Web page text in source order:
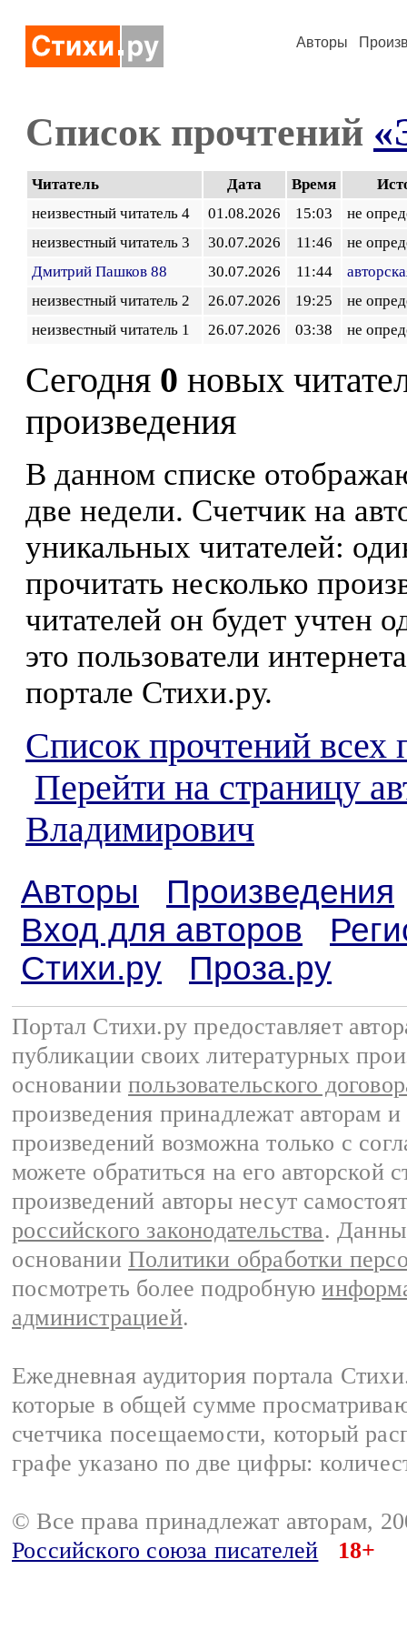
Авторы
Список прочтений
Читатель Дата Время
неизвестный читатель 4
01.08.2026 15:03
не
неизвестный читатель 3
30.07.2026 11:46
не
Дмитрий Пашков 88
30.07.2026 11:44
неизвестный читатель 2
26.07.2026 19:25
не
неизвестный читатель 1
26.07.2026 03:38 не
Сегодня 0 новых
произведения
В данном списке
две недели. Счетчик на
уникальных читателей:
прочитать несколько
читателей он будет учтен
это пользователи
портале Стихи.ру.
Список прочтений всех
Перейти на страницу
Владимирович
Авторы
Произведения
Вход для авторов
Стихи.ру
Проза.ру
Портал Стихи.ру предоставляет
публикации своих литературных
основании пользовательского
произведения принадлежат авторам
произведений возможна только с
можете обратиться на его авторской
произведений авторы несут
российского законодательства.
основании Политики обработки
посмотреть более подробную
администрацией.
Ежедневная аудитория портала
которые в общей сумме
счетчика посещаемости, который
графе указано по две цифры:
© Все права принадлежат авторам,
Российского союза писателей
18+